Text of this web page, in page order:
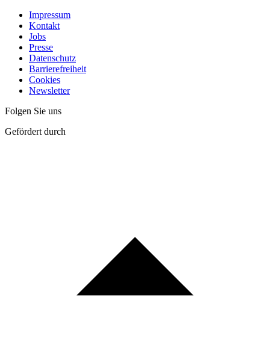
Impressum
Kontakt
Jobs
Presse
Datenschutz
Barrierefreiheit
Cookies
Newsletter
Folgen Sie uns
Gefördert durch